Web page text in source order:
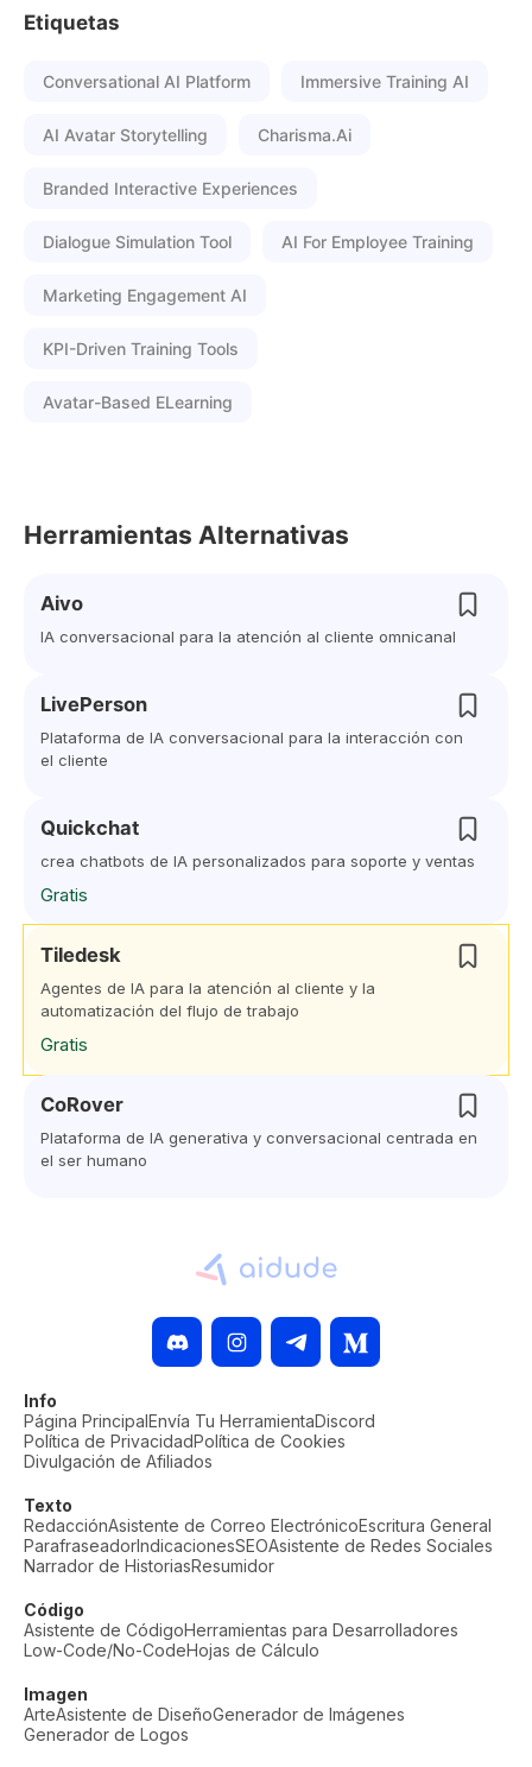
Etiquetas
Conversational AI Platform Immersive Training AI
AI Avatar Storytelling Charisma.ai
Branded Interactive Experiences
Dialogue Simulation Tool AI For Employee Training
Marketing Engagement AI
KPI-Driven Training Tools
Avatar-Based ELearning
Herramientas Alternativas
Aivo
IA conversacional para la atención al cliente omnicanal
LivePerson
Plataforma de IA conversacional para la interacción con
el cliente
Quickchat
crea chatbots de IA personalizados para soporte y ventas
Gratis
Tiledesk
Agentes de IA para la atención al cliente y la
automatización del flujo de trabajo
Gratis
CoRover
Plataforma de IA generativa y conversacional centrada en
el ser humano
Info
Página PrincipalEnvía Tu HerramientaDiscord
Política de PrivacidadPolítica de Cookies
Divulgación de Afiliados
Texto
RedacciónAsistente de Correo ElectrónicoEscritura General
ParafraseadorIndicacionesSEOAsistente de Redes Sociales
Narrador de HistoriasResumidor
Código
Asistente de CódigoHerramientas para Desarrolladores
Low-Code/No-CodeHojas de Cálculo
Imagen
ArteAsistente de DiseñoGenerador de Imágenes
Generador de Logos